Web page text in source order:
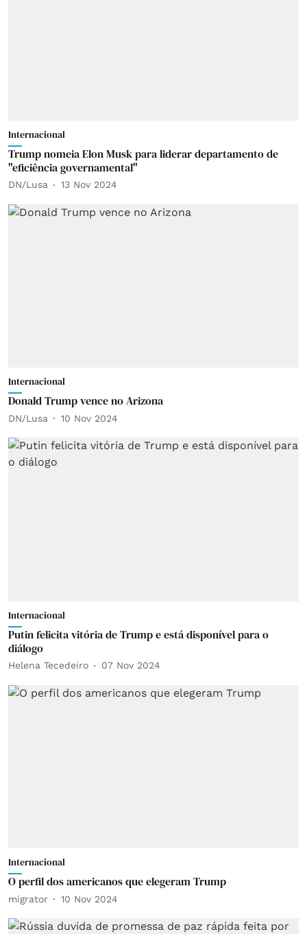
Internacional
Trump nomeia Elon Musk para liderar departamento de
"eficiência governamental"
DN/Lusa 13 Nov 2024
Internacional
Donald Trump vence no Arizona
DN/Lusa 10 Nov 2024
Internacional
Putin felicita vitória de Trump e está disponível para o
diálogo
Helena Tecedeiro 07 Nov 2024
Internacional
O perfil dos americanos que elegeram Trump
migrator 10 Nov 2024